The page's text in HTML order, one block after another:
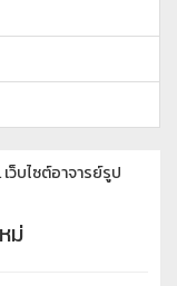
ว็บไซต์อาจารย์รูป
ม่